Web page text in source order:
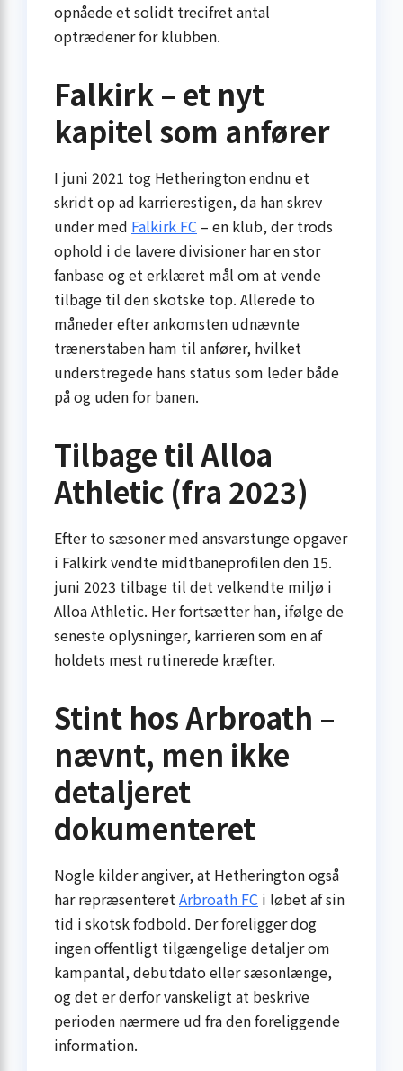
opnåede et solidt trecifret antal
optrædener for klubben.
Falkirk – et nyt
kapitel som anfører
I juni 2021 tog Hetherington endnu et
skridt op ad karrierestigen, da han skrev
under med Falkirk FC – en klub, der trods
ophold i de lavere divisioner har en stor
fanbase og et erklæret mål om at vende
tilbage til den skotske top. Allerede to
måneder efter ankomsten udnævnte
trænerstaben ham til anfører, hvilket
understregede hans status som leder både
på og uden for banen.
Tilbage til Alloa
Athletic (fra 2023)
Efter to sæsoner med ansvarstunge opgaver
i Falkirk vendte midtbaneprofilen den 15.
juni 2023 tilbage til det velkendte miljø i
Alloa Athletic. Her fortsætter han, ifølge de
seneste oplysninger, karrieren som en af
holdets mest rutinerede kræfter.
Stint hos Arbroath –
nævnt, men ikke
detaljeret
dokumenteret
Nogle kilder angiver, at Hetherington også
har repræsenteretArbroath FC i løbet af sin
tid i skotsk fodbold. Der foreligger dog
ingen offentligt tilgængelige detaljer om
kampantal, debutdato eller sæsonlænge,
og det er derfor vanskeligt at beskrive
perioden nærmere ud fra den foreliggende
information.